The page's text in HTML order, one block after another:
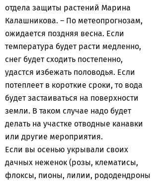
отдела защиты растений Марина
Калашникова. – По метеопрогнозам,
ожидается поздняя весна. Если
температура будет расти медленно,
снег будет сходить постепенно,
удастся избежать половодья. Если
потеплеет в короткие сроки, то вода
будет застаиваться на поверхности
земли. В таком случае надо будет
делать на участке отводные канавки
или другие мероприятия.
Если вы осенью укрывали своих
дачных неженок (розы, клематисы,
флоксы, пионы, лилии, рододендроны